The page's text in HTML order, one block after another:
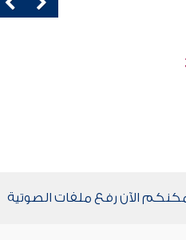
بحياتك " كتاب
الآن رفع ملفات الصوتية